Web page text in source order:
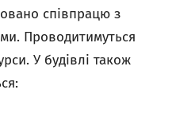
співпрацю з
Проводитимуться
У будівлі також